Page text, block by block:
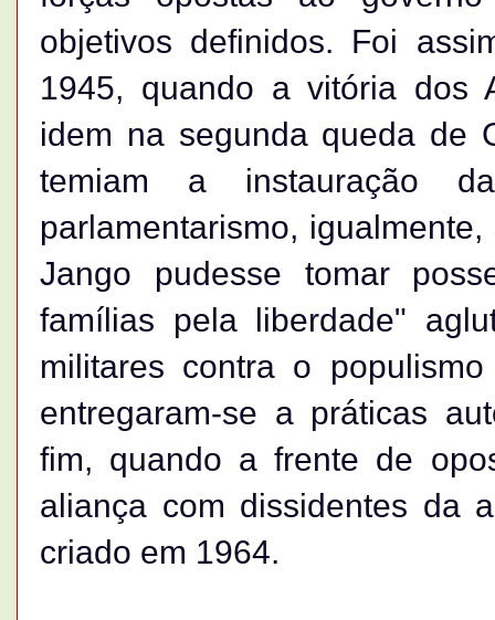
objetivos definidos. Foi
1945, quando a vitória dos
idem na segunda queda de
temiam a instauração
parlamentarismo,
Jango pudesse tomar
famílias pela liberdade"
militares contra o
entregaram-se a práticas
fim, quando a frente de
aliança com dissidentes da
criado em 1964.